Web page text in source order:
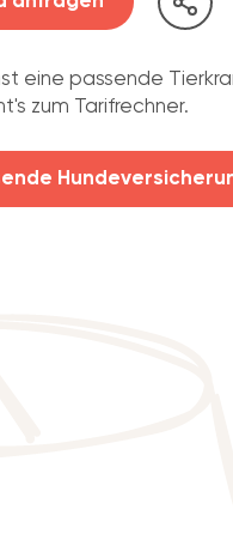
eine passende
zum Tarifrechner.